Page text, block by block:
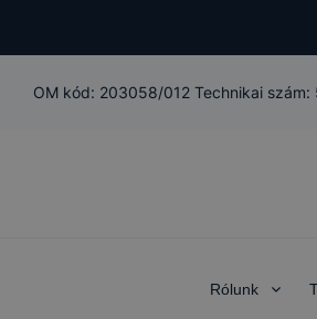
OM kód: 203058/012 Technikai szám:
Rólunk